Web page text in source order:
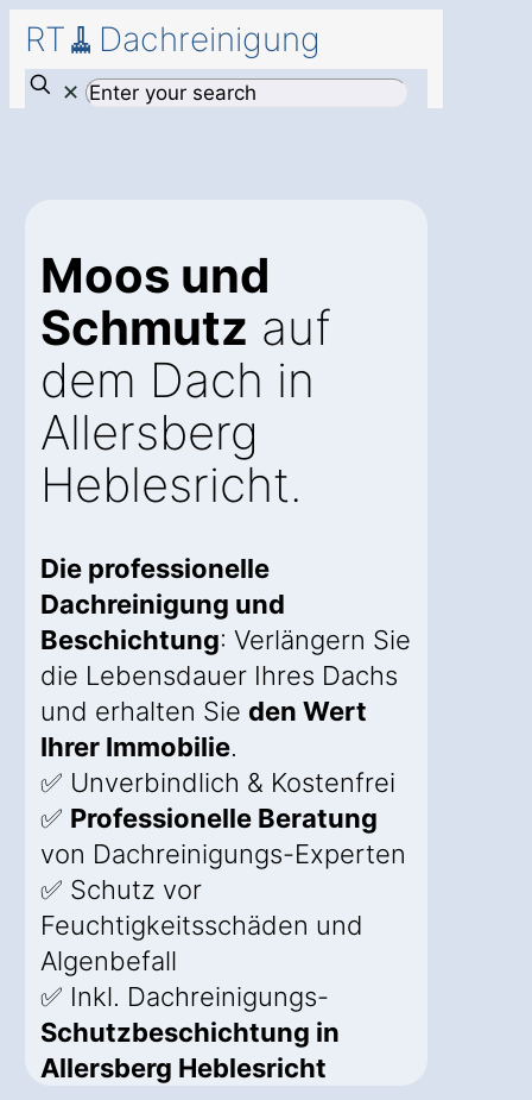
RT🧹Dachreinigung
✕
Moos und
Schmutz auf
dem Dach in
Allersberg
Heblesricht.
Die professionelle
Dachreinigung und
Beschichtung: Verlängern Sie
die Lebensdauer Ihres Dachs
und erhalten Sie den Wert
Ihrer Immobilie.
✅ Unverbindlich & Kostenfrei
✅ Professionelle Beratung
von Dachreinigungs-Experten
✅ Schutz vor
Feuchtigkeitsschäden und
Algenbefall
✅ Inkl. Dachreinigungs-
Schutzbeschichtung in
Allersberg Heblesricht